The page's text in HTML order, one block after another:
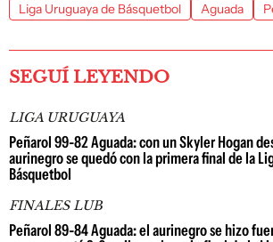
Liga Uruguaya de Básquetbol Aguada
SEGUÍ LEYENDO
LIGA URUGUAYA
Peñarol 99-82 Aguada: con un Skyler Hogan
aurinegro se quedó con la primera final de la
Básquetbol
FINALES LUB
Peñarol 89-84 Aguada: el aurinegro se hizo